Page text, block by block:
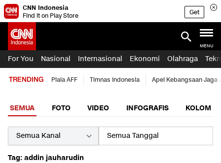
CNN Indonesia
Find it on Play Store
Get
MENU
For You Nasional Internasional Ekonomi Olahraga
TRENDING Piala AFF Timnas Indonesia Apel Kebangsaan Jaga
SEMUA FOTO VIDEO INFOGRAFIS KOLOM
Tag: addin jauharudin